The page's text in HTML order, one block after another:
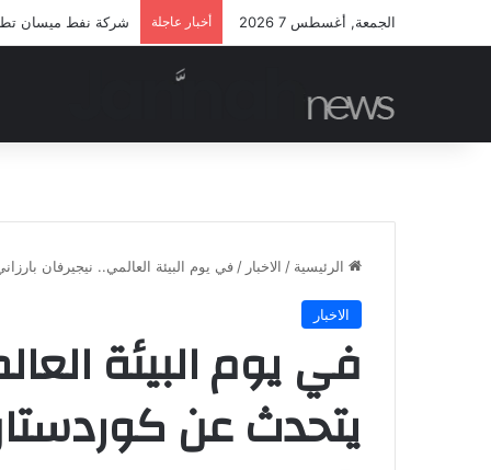
الجمعة, أغسطس 7 2026 أخبار عاجلة شركة نفط ميسان تطلق
الرئيسية / الاخبار / في يوم البيئة العالمي.. نيجيرفان
الاخبار
في يوم البيئة
يتحدث عن